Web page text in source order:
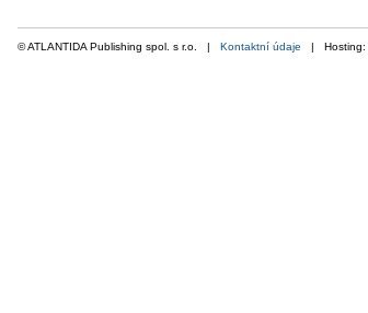
© ATLANTIDA Publishing spol. s r.o. | Kontaktní údaje | Hosting: